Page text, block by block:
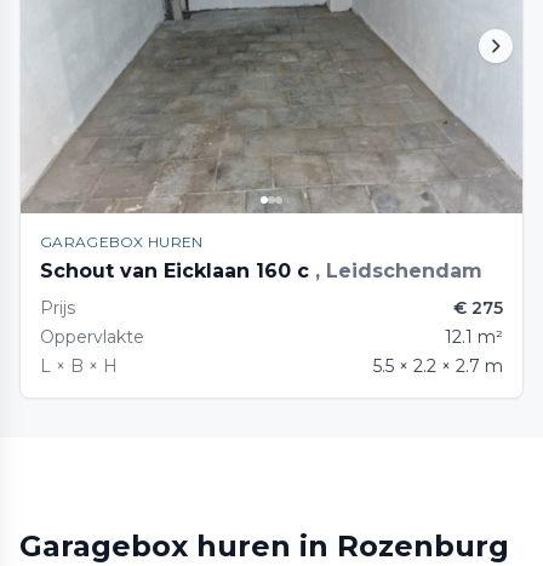
GARAGEBOX HUREN
Schout van Eicklaan 160 c , Leidschendam
Prijs
€ 275
Oppervlakte
12.1 m²
L × B × H
5.5 × 2.2 × 2.7 m
Garagebox huren in Rozenburg